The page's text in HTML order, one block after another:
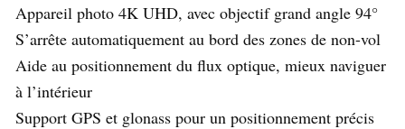
Appareil photo 4K UHD, avec objectif grand angle 94°
S’arrête automatiquement au bord des zones de non-vol
Aide au positionnement du flux optique, mieux naviguer
à l’intérieur
Support GPS et glonass pour un positionnement précis